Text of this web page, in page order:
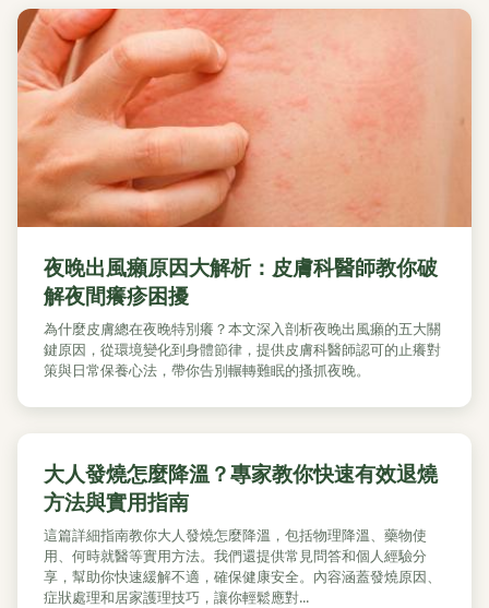
夜晚出風癩原因大解析：皮膚科醫師教你破
解夜間癢疹困擾
為什麼皮膚總在夜晚特別癢？本文深入剖析夜晚出風癩的五大關
鍵原因，從環境變化到身體節律，提供皮膚科醫師認可的止癢對
策與日常保養心法，帶你告別輾轉難眠的搔抓夜晚。
大人發燒怎麼降溫？專家教你快速有效退燒
方法與實用指南
這篇詳細指南教你大人發燒怎麼降溫，包括物理降溫、藥物使
用、何時就醫等實用方法。我們還提供常見問答和個人經驗分
享，幫助你快速緩解不適，確保健康安全。內容涵蓋發燒原因、
症狀處理和居家護理技巧，讓你輕鬆應對...